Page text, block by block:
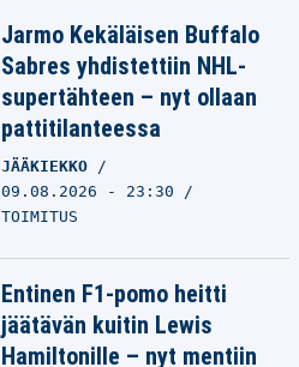
Jarmo Kekäläisen Buffalo
Sabres yhdistettiin NHL-
supertähteen – nyt ollaan
pattitilanteessa
JÄÄKIEKKO
09.08.2026 - 23:30
TOIMITUS
Entinen F1-pomo heitti
jäätävän kuitin Lewis
Hamiltonille – nyt mentiin